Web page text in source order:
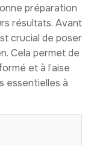
préparation
résultats. Avant
crucial de poser
Cela permet de
et à l’aise
essentielles à